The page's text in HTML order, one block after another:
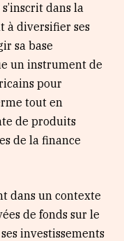
dans la
à diversifier ses
sa base
un instrument de
pour
tout en
de produits
de la finance
dans un contexte
de fonds sur le
investissements